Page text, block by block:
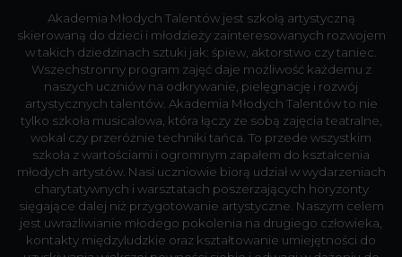
Akademia Młodych Talentów jest szkołą artystyczną
skierowaną do dzieci i młodzieży zainteresowanych rozwojem
w takich dziedzinach sztuki jak: śpiew, aktorstwo czy taniec.
Wszechstronny program zajęć daje możliwość każdemu z
naszych uczniów na odkrywanie, pielęgnację i rozwój
artystycznych talentów. Akademia Młodych Talentów to nie
tylko szkoła musicalowa, która łączy ze sobą zajęcia teatralne,
wokal czy przeróżnie techniki tańca. To przede wszystkim
szkoła z wartościami i ogromnym zapałem do kształcenia
młodych artystów. Nasi uczniowie biorą udział w wydarzeniach
charytatywnych i warsztatach poszerzających horyzonty
sięgające dalej niż przygotowanie artystyczne. Naszym celem
jest uwrażliwianie młodego pokolenia na drugiego człowieka,
kontakty międzyludzkie oraz kształtowanie umiejętności do